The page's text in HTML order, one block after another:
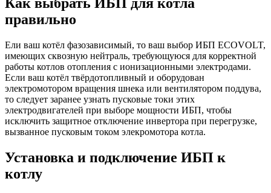
правильно
Ели ваш котёл фазозависимый, то ваш выбор ИБП ECOVOLT,
имеющих сквозную нейтраль, требующуюся для корректной
работы котлов отопления с ионизационными электродами.
Если ваш котёл твёрдотопливный и оборудован
электромотором вращения шнека или вентилятором поддува,
то следует заранее узнать пусковые токи этих
электродвигателей при выборе мощности ИБП, чтобы
исключить защитное отключение инвертора при перегрузке,
вызванное пусковым током элекромотора котла.
Установка и подключение ИБП к
котлу